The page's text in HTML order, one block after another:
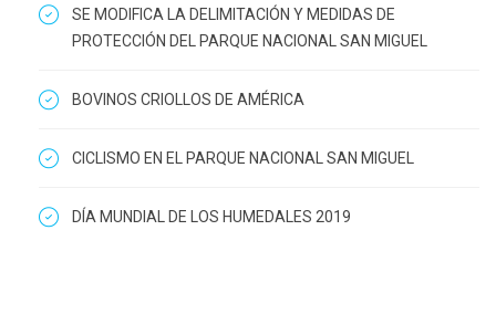
SE MODIFICA LA DELIMITACIÓN Y MEDIDAS DE
PROTECCIÓN DEL PARQUE NACIONAL SAN MIGUEL
BOVINOS CRIOLLOS DE AMÉRICA
CICLISMO EN EL PARQUE NACIONAL SAN MIGUEL
DÍA MUNDIAL DE LOS HUMEDALES 2019